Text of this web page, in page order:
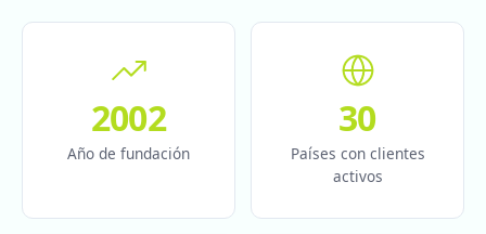
2002
Año de fundación
30
Países con clientes
activos